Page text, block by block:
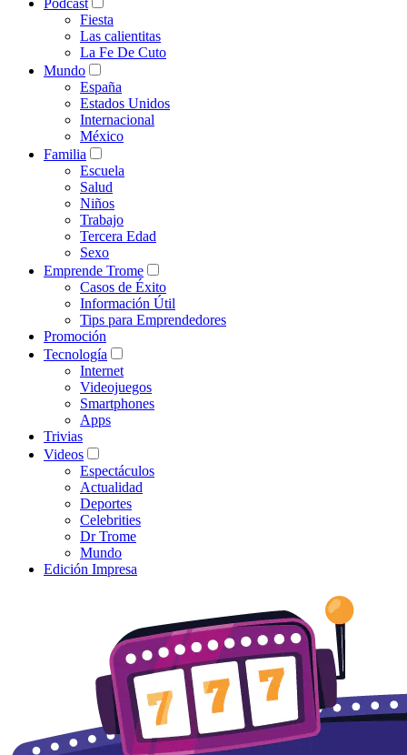
Podcast
Fiesta
Las calientitas
La Fe De Cuto
Mundo
España
Estados Unidos
Internacional
México
Familia
Escuela
Salud
Niños
Trabajo
Tercera Edad
Sexo
Emprende Trome
Casos de Éxito
Información Útil
Tips para Emprendedores
Promoción
Tecnología
Internet
Videojuegos
Smartphones
Apps
Trivias
Videos
Espectáculos
Actualidad
Deportes
Celebrities
Dr Trome
Mundo
Edición Impresa